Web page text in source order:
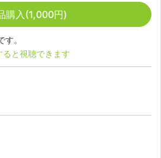
購入(1,000円)
。
と視聴できます